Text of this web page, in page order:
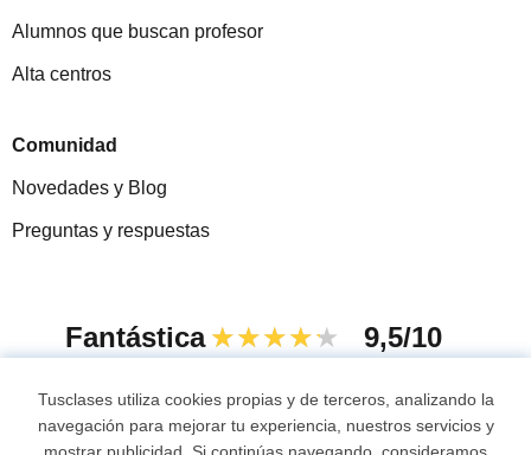
Alumnos que buscan profesor
Alta centros
Comunidad
Novedades y Blog
Preguntas y respuestas
Fantástica ★★★★★ 9,5/10
Tusclases utiliza cookies propias y de terceros, analizando la
navegación para mejorar tu experiencia, nuestros servicios y